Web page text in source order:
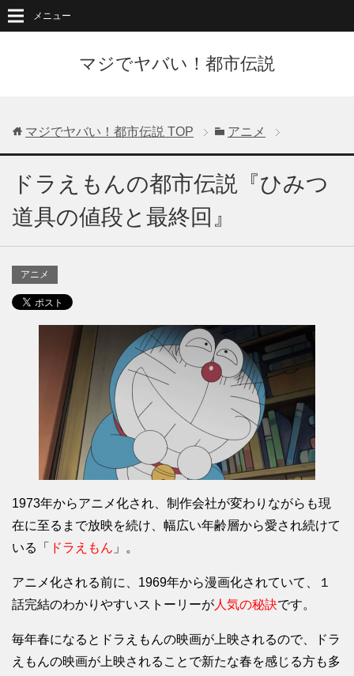
マジでヤバい！都市伝説
メニュー
マジでヤバい！都市伝説 TOP アニメ
ドラえもんの都市伝説『ひみつ
道具の値段と最終回』
アニメ
1973年からアニメ化され、制作会社が変わりながらも現
在に至るまで放映を続け、幅広い年齢層から愛され続けて
いる「
ドラえもん 」。
アニメ化される前に、1969年から漫画化されていて、１
話完結のわかりやすいストーリーが人気の秘訣です。
毎年春になるとドラえもんの映画が上映されるので、ドラ
えもんの映画が上映されることで新たな春を感じる方も多